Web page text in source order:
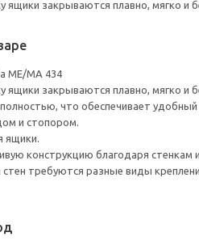
ящики закрываются плавно, мягко и
ME/MA 434
ящики закрываются плавно, мягко и
что обеспечивает
и стопором.
ящики.
конструкцию благодаря
стен требуются разные виды